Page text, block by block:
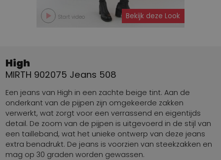
Bekijk deze Look
Start video
High
MIRTH 902075 Jeans 508
Een jeans van High in een zachte beige tint. Aan de
onderkant van de pijpen zijn omgekeerde zakken
verwerkt, wat zorgt voor een verrassend en eigentijds
detail. De zoom van de pijpen is uitgevoerd in de stijl van
een tailleband, wat het unieke ontwerp van deze jeans
extra benadrukt. De jeans is voorzien van steekzakken en
mag op 30 graden worden gewassen.